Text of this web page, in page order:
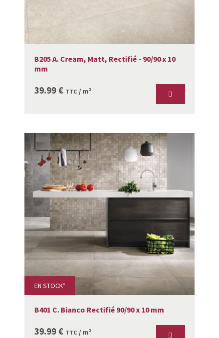
B205 A. Cream, Matt, Rectifié - 90/90 x 10
mm
39.99 € TTC / m²
EN STOCK*
B401 C. Bianco Rectifié 90/90 x 10 mm
39.99 € TTC / m²